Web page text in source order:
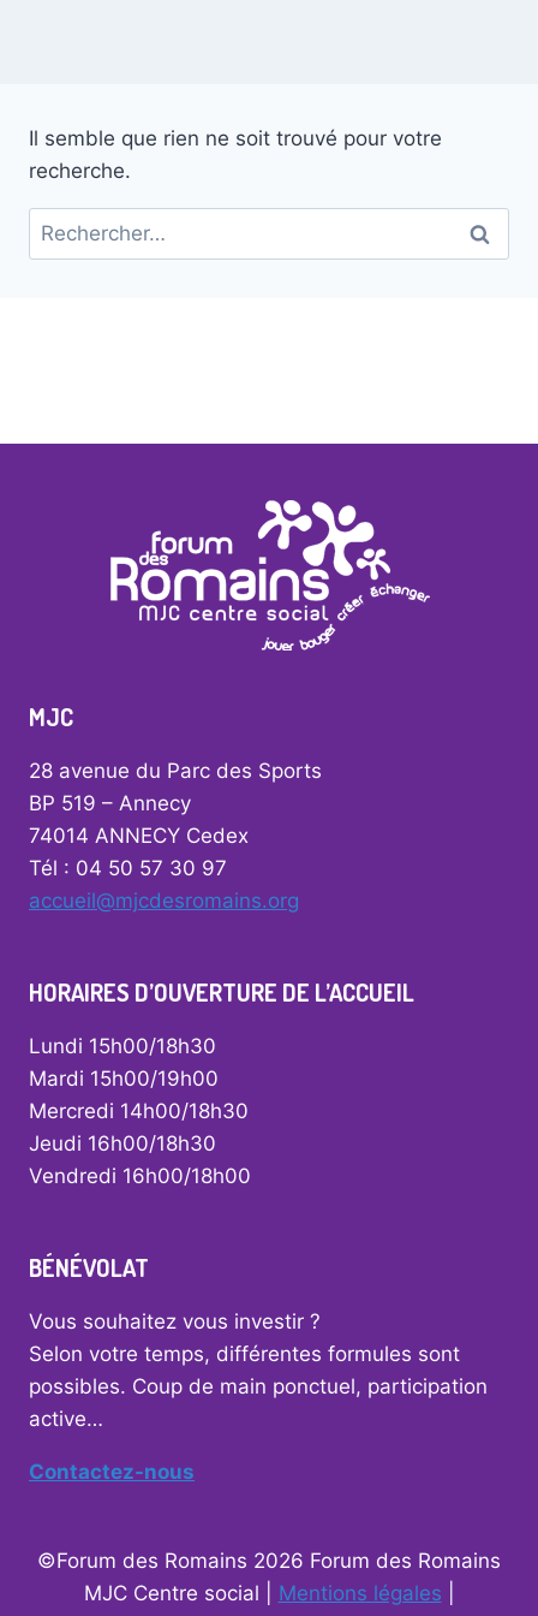
Il semble que rien ne soit trouvé pour votre
recherche.
Rechercher :
MJC
28 avenue du Parc des Sports
BP 519 – Annecy
74014 ANNECY Cedex
Tél : 04 50 57 30 97
accueil@mjcdesromains.org
HORAIRES D’OUVERTURE DE L’ACCUEIL
Lundi 15h00/18h30
Mardi 15h00/19h00
Mercredi 14h00/18h30
Jeudi 16h00/18h30
Vendredi 16h00/18h00
BÉNÉVOLAT
Vous souhaitez vous investir ?
Selon votre temps, différentes formules sont
possibles. Coup de main ponctuel, participation
active…
Contactez-nous
©Forum des Romains 2026 Forum des Romains
MJC Centre social | Mentions légales